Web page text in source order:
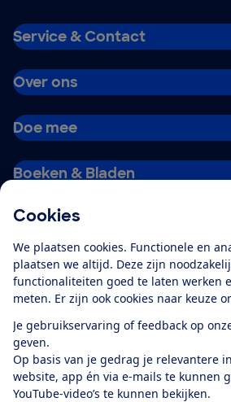
Cookies
We plaatsen cookies. Functionele en
plaatsen we altijd. Deze zijn
functionaliteiten goed te laten werken
meten. Er zijn ook cookies naar keuze
Je gebruikservaring of feedback op
geven.
Op basis van je gedrag je relevantere
website, app én via e-mails te kunnen
YouTube-video’s te kunnen bekijken.
Service & Contact
Over ons
Doe mee
Boeken & Bladen
Alles over de
app
Algemene Voorwaarden
Cookiebeleid
Privacyvoorkeuren